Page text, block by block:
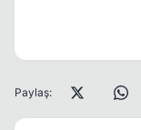
Paylaş: